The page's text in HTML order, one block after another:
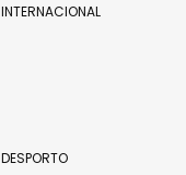
INTERNACIONAL
DESPORTO